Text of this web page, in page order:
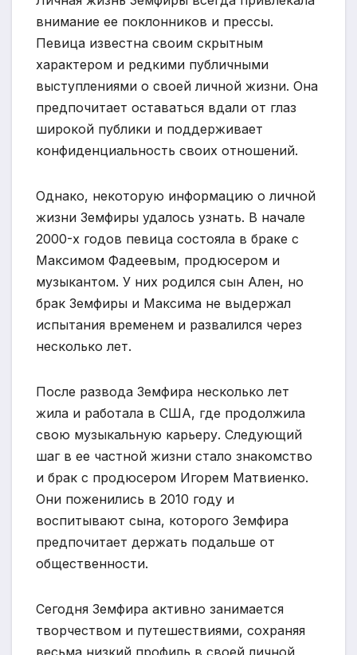
внимание ее поклонников и прессы.
Певица известна своим скрытным
характером и редкими публичными
выступлениями о своей личной жизни. Она
предпочитает оставаться вдали от глаз
широкой публики и поддерживает
конфиденциальность своих отношений.
Однако, некоторую информацию о личной
жизни Земфиры удалось узнать. В начале
2000-х годов певица состояла в браке с
Максимом Фадеевым, продюсером и
музыкантом. У них родился сын Ален, но
брак Земфиры и Максима не выдержал
испытания временем и развалился через
несколько лет.
После развода Земфира несколько лет
жила и работала в США, где продолжила
свою музыкальную карьеру. Следующий
шаг в ее частной жизни стало знакомство
и брак с продюсером Игорем Матвиенко.
Они поженились в 2010 году и
воспитывают сына, которого Земфира
предпочитает держать подальше от
общественности.
Сегодня Земфира активно занимается
творчеством и путешествиями, сохраняя